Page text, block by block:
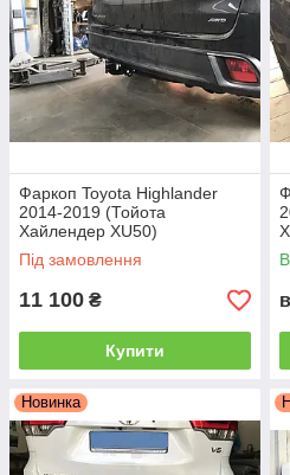
Фаркоп Toyota Highlander
2014-2019 (Тойота
Хайлендер XU50)
Під замовлення
11 100 ₴
Купити
Новинка